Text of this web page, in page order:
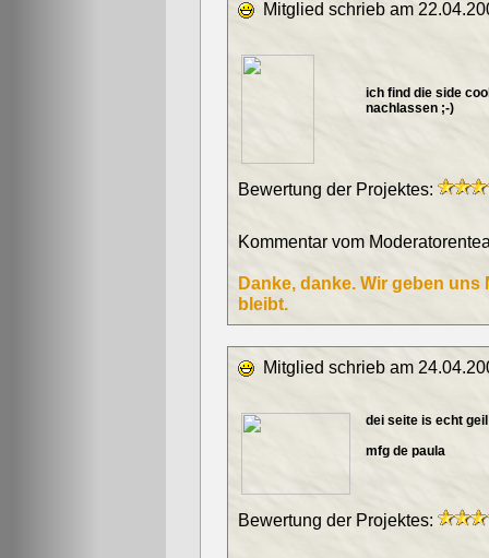
Mitglied schrieb am
ich find die side
nachlassen ;-)
Bewertung der Projektes:
Kommentar vom
Danke, danke. Wir geben
bleibt.
Mitglied schrieb am
dei seite is echt
mfg de paula
Bewertung der Projektes: